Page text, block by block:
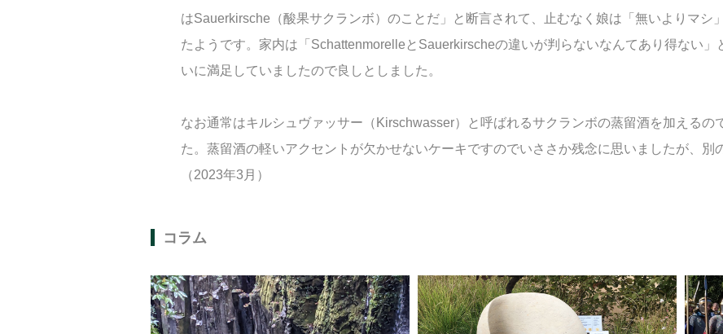
はSauerkirsche（酸果サクランボ）のことだ」と断言されて、止むなく娘は「無いよりマシ
たようです。家内は「SchattenmorelleとSauerkirscheの違いが判らないなんてあり得ない」
いに満足していましたので良しとしました。
なお通常はキルシュヴァッサー（Kirschwasser）と呼ばれるサクランボの蒸留酒を加えるの
た。蒸留酒の軽いアクセントが欠かせないケーキですのでいささか残念に思いましたが、別
（2023年3月）
コラム